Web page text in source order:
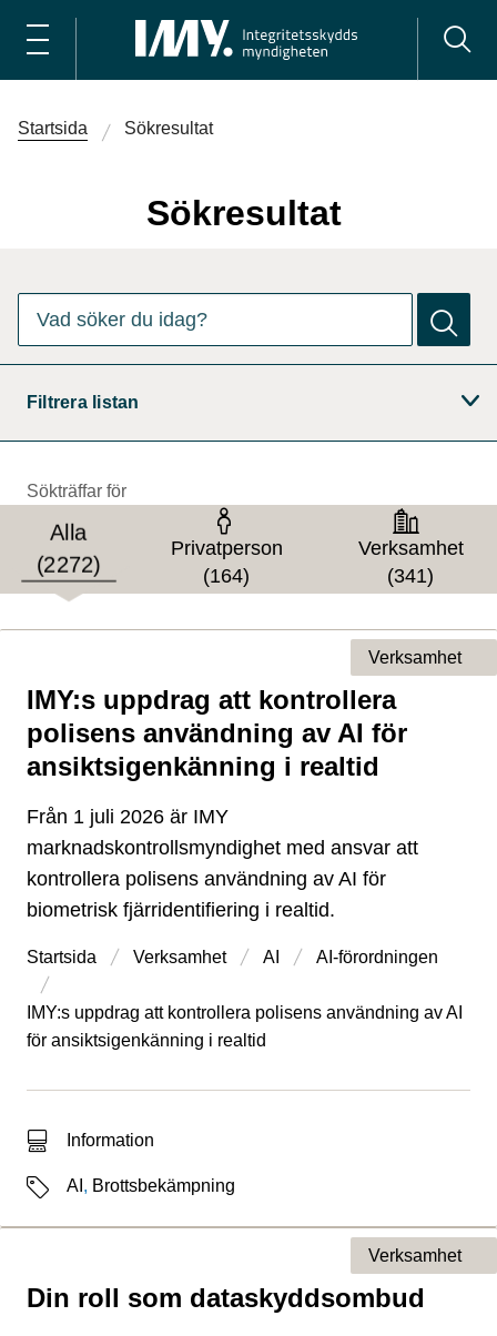
Startsida Sökresultat
Sökresultat
förslag. Använd piltangenterna för att navigera
Filtrera listan
Sökträffar för
Alla
(2272)
Privatperson
(164)
Verksamhet
(341)
IMY:s uppdrag att kontrollera
polisens användning av AI för
ansiktsigenkänning i realtid
Typ av sida
Verksamhet
Från 1 juli 2026 är IMY
marknadskontrollsmyndighet med ansvar att
kontrollera polisens användning av AI för
biometrisk fjärridentifiering i realtid.
Startsida Verksamhet AI AI-förordningen
IMY:s uppdrag att kontrollera polisens användning av AI
för ansiktsigenkänning i realtid
Typ av sökträff
Information
Etiketter
AI , Brottsbekämpning
Din roll som dataskyddsombud
Typ av sida
Verksamhet